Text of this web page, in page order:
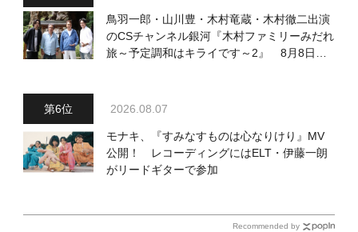
鳥羽一郎・山川豊・木村竜蔵・木村徹二出演
のCSチャンネル銀河『木村ファミリーみだれ
旅～予定調和はキライです～2』 8月8日
2026.08.07
モナキ、『すみなすものは心なりけり』MV
公開！ レコーディングにはELT・伊藤一朗
がリードギターで参加
Recommended by